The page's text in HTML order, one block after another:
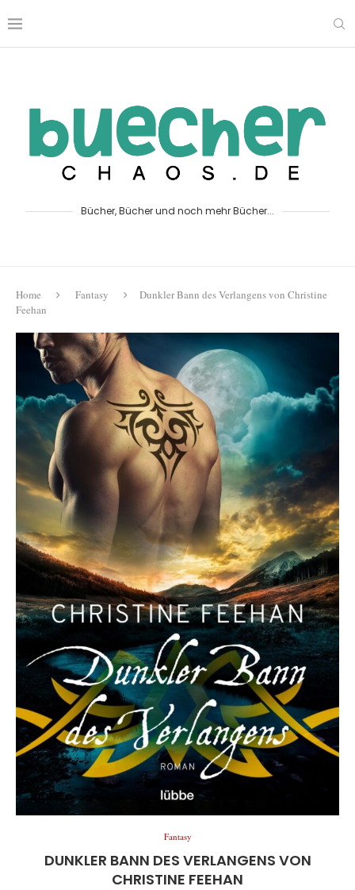
Bücher, Bücher und noch mehr Bücher...
Home Fantasy
Dunkler Bann des Verlangens von Christine
Feehan
Fantasy
DUNKLER BANN DES VERLANGENS VON
CHRISTINE FEEHAN